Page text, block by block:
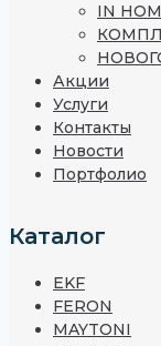
IN
Акции
Услуги
Контакты
Новости
Портфолио
Каталог
EKF
FERON
MAYTONI